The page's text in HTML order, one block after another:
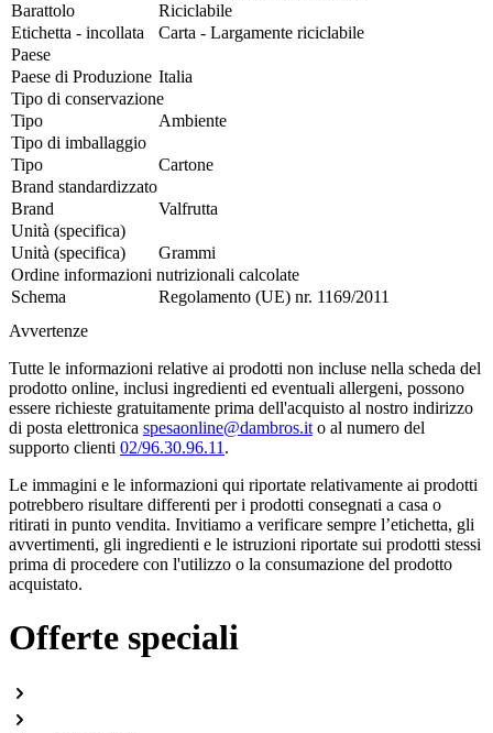
Barattolo
Riciclabile
Etichetta - incollata
Carta - Largamente riciclabile
Paese
Paese di Produzione Italia
Tipo di conservazione
Tipo
Ambiente
Tipo di imballaggio
Tipo
Cartone
Brand standardizzato
Brand
Valfrutta
Unità (specifica)
Unità (specifica)
Grammi
Ordine informazioni nutrizionali calcolate
Schema
Regolamento (UE) nr. 1169/2011
Avvertenze
Tutte le informazioni relative ai prodotti non incluse nella scheda del
prodotto online, inclusi ingredienti ed eventuali allergeni, possono
essere richieste gratuitamente prima dell'acquisto al nostro indirizzo
di posta elettronica spesaonline@dambros.it o al numero del
supporto clienti 02/96.30.96.11 .
Le immagini e le informazioni qui riportate relativamente ai prodotti
potrebbero risultare differenti per i prodotti consegnati a casa o
ritirati in punto vendita. Invitiamo a verificare sempre l’etichetta, gli
avvertimenti, gli ingredienti e le istruzioni riportate sui prodotti stessi
prima di procedere con l'utilizzo o la consumazione del prodotto
acquistato.
Offerte speciali